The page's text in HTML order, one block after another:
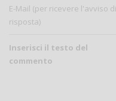
E-Mail (per ricevere l'avviso di
risposta)
Inserisci il testo del
commento